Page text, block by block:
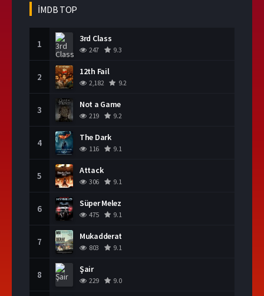
İMDB TOP
1 3rd Class
247 9.3
2 12th Fail
2,182 9.2
3 Not a Game
219 9.2
4 The Dark
116 9.1
5 Attack
306 9.1
6 Süper Melez
475 9.1
7 Mukadderat
803 9.1
8 Şair
229 9.0